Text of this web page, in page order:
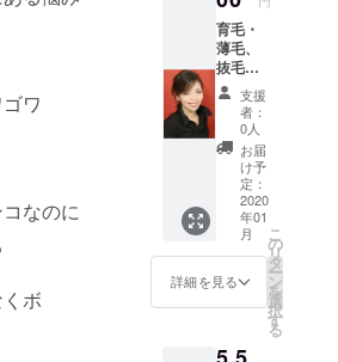
ワ
なのに
ボ
な泡を
体感し
てみて
下さい
・
自分の
頭皮を
肉眼で
は見え
ない特
な
カ
メラで
見てみ
よう
②正し
いヘア
ケアの
く髪へ
育毛・
薄毛、
抜毛
症・脱
毛症の
個別相
談 通常
30分
→¥600
0 クラ
ウド
ファン
ディン
グ限定
価格
30
→¥450
支援
者：
0人
お届
け予
定：
2020
年01
月
詳細を見る
こ
の
リ
タ
ー
ン
を
選
択
す
る